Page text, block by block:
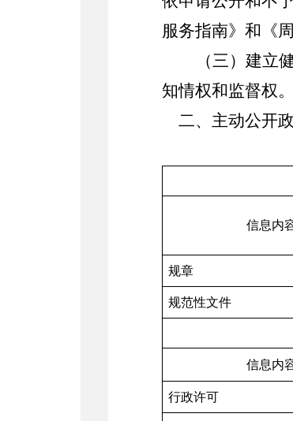
服务指南》和《
（三）建立
知情权和监督权
二、主动公开
信息内
规章
规范性文件
信息内
行政许可